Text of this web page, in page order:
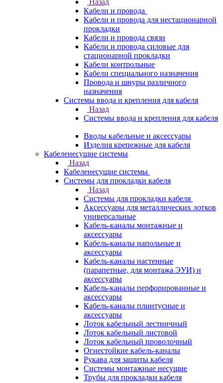
Назад
Кабели и провода
Кабели и провода для нестационарной
прокладки
Кабели и провода связи
Кабели и провода силовые для
стационарной прокладки
Кабели контрольные
Кабели специального назначения
Провода и шнуры различного
назначения
Системы ввода и крепления для кабеля
Назад
Системы ввода и крепления для кабеля
Вводы кабельные и аксессуары
Изделия крепежные для кабеля
Кабеленесущие системы
Назад
Кабеленесущие системы
Системы для прокладки кабеля
Назад
Системы для прокладки кабеля
Аксессуары для металлических лотков
универсальные
Кабель-каналы монтажные и
аксессуары
Кабель-каналы напольные и
аксессуары
Кабель-каналы настенные
(парапетные, для монтажа ЭУИ) и
аксессуары
Кабель-каналы перфорированные и
аксессуары
Кабель-каналы плинтусные и
аксессуары
Лоток кабельный лестничный
Лоток кабельный листовой
Лоток кабельный проволочный
Огнестойкие кабель-каналы
Рукава для защиты кабеля
Системы монтажные несущие
Трубы для прокладки кабеля